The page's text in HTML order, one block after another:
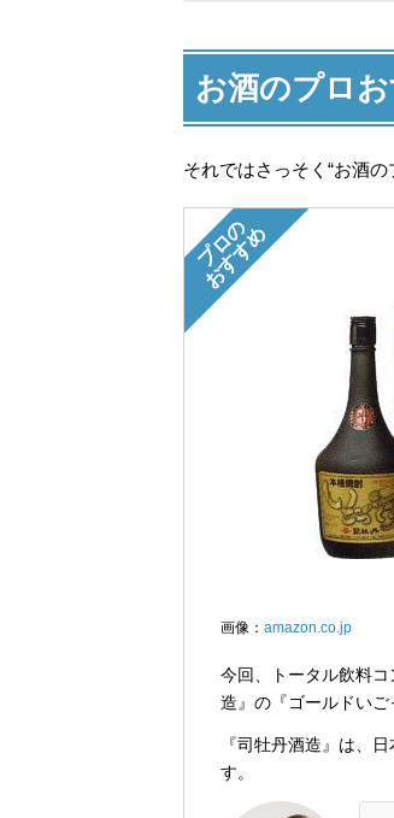
お酒のプロ
それではさっそく“お酒
画像： amazon.co.jp
プロの
おすすめ
今回、トータル飲料
造』の『ゴールドいご
『司牡丹酒造』は、
す。